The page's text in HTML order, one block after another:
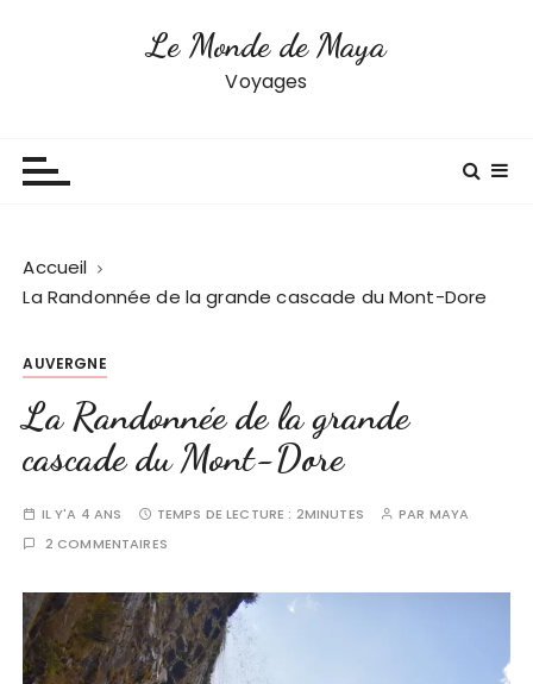
Le Monde de Maya
Voyages
Accueil
La Randonnée de la grande cascade du Mont-Dore
AUVERGNE
La Randonnée de la grande
cascade du Mont-Dore
IL Y'A 4 ANS TEMPS DE LECTURE : 2MINUTES PAR MAYA
2 COMMENTAIRES